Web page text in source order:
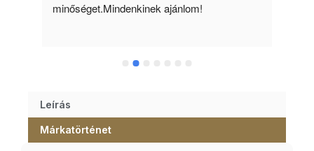
minőséget.Mindenkinek ajánlom!
Leírás
Márkatörténet